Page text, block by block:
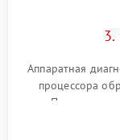
3.
Аппаратная
процессора
Проверка
интерфейсов